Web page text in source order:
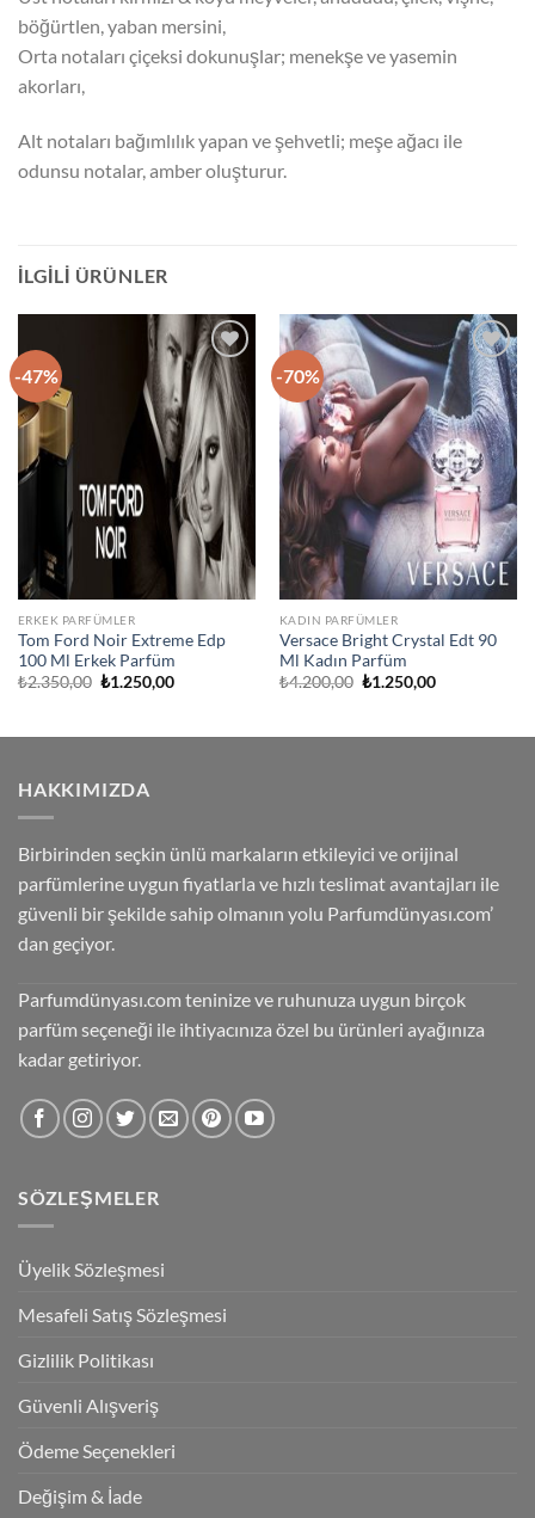
böğürtlen, yaban mersini,
Orta notaları çiçeksi dokunuşlar; menekşe ve yasemin
akorları,
Alt notaları bağımlılık yapan ve şehvetli; meşe ağacı ile
odunsu notalar, amber oluşturur.
İLGILI ÜRÜNLER
-47%
İstek
Listeme
Ekle
ERKEK PARFÜMLER
Tom Ford Noir Extreme Edp
100 Ml Erkek Parfüm
₺2.350,00 Orijinal
₺1.250,00Şu
-70%
İstek
Listeme
Ekle
KADIN PARFÜMLER
Versace Bright Crystal Edt 90
Ml Kadın Parfüm
₺4.200,00 Orijinal
₺1.250,00Şu
HAKKIMIZDA
Birbirinden seçkin ünlü markaların etkileyici ve orijinal
parfümlerine uygun fiyatlarla ve hızlı teslimat avantajları ile
güvenli bir şekilde sahip olmanın yolu Parfumdünyası.com’
dan geçiyor.
Parfumdünyası.com teninize ve ruhunuza uygun birçok
parfüm seçeneği ile ihtiyacınıza özel bu ürünleri ayağınıza
kadar getiriyor.
SÖZLEŞMELER
Üyelik Sözleşmesi
Mesafeli Satış Sözleşmesi
Gizlilik Politikası
Güvenli Alışveriş
Ödeme Seçenekleri
Değişim & İade